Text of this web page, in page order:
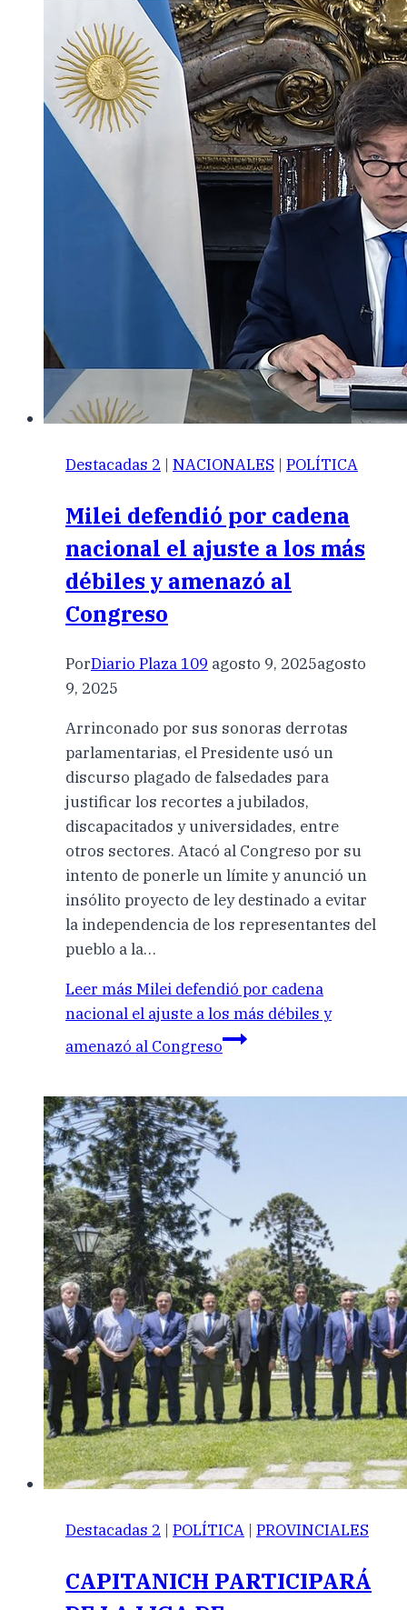
Destacadas 2 | NACIONALES | POLÍTICA
Milei defendió por cadena
nacional el ajuste a los más
débiles y amenazó al
Congreso
PorDiario Plaza 109 agosto 9, 2025agosto
9, 2025
Arrinconado por sus sonoras derrotas
parlamentarias, el Presidente usó un
discurso plagado de falsedades para
justificar los recortes a jubilados,
discapacitados y universidades, entre
otros sectores. Atacó al Congreso por su
intento de ponerle un límite y anunció un
insólito proyecto de ley destinado a evitar
la independencia de los representantes del
pueblo a la…
Leer más Milei defendió por cadena
nacional el ajuste a los más débiles y
amenazó al Congreso
Destacadas 2 | POLÍTICA | PROVINCIALES
CAPITANICH PARTICIPARÁ